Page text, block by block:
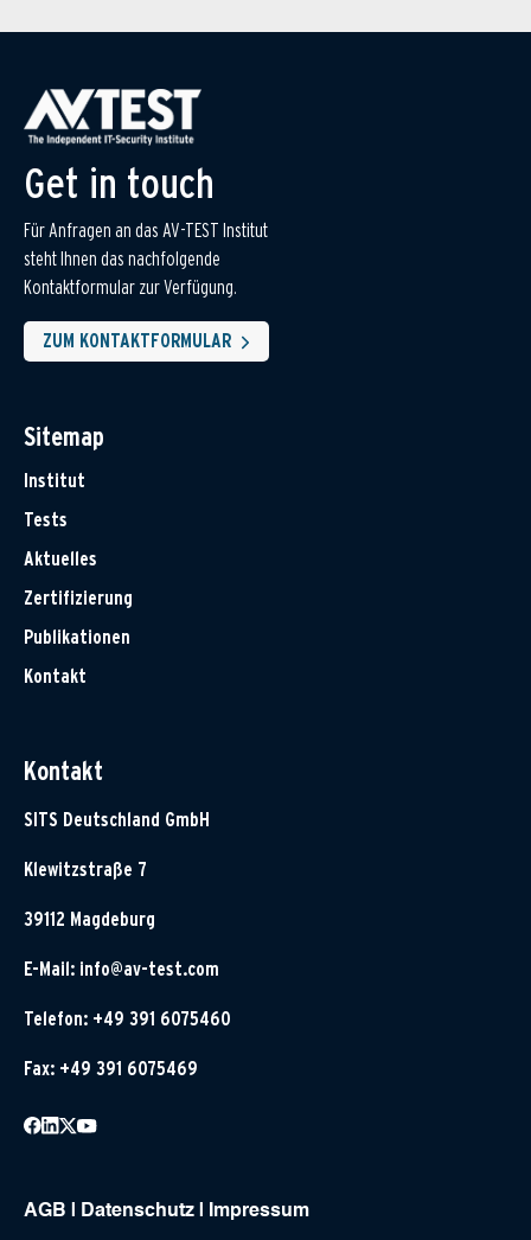
Get in touch
Für Anfragen an das AV-TEST Institut
steht Ihnen das nachfolgende
Kontaktformular zur Verfügung.
ZUM KONTAKTFORMULAR
Sitemap
Institut
Tests
Aktuelles
Zertifizierung
Publikationen
Kontakt
Kontakt
SITS Deutschland GmbH
Klewitzstraße 7
39112 Magdeburg
E-Mail: info@av-test.com
Telefon: +49 391 6075460
Fax: +49 391 6075469
AGB Datenschutz Impressum